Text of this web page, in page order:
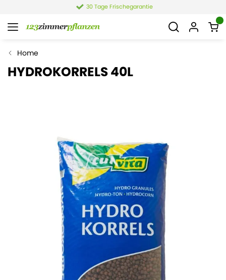
30 Tage Frischegarantie
Home
HYDROKORRELS 40L